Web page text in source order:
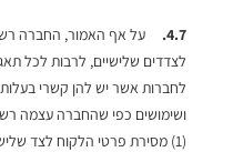
4.7.
על אף האמור, החברה
לצדדים שלישיים, לרבות לכל
לחברות אשר יש להן קשרי
ושימושים כפי שהחברה עצמה
(1) מסירת פרטי הלקוח לצד